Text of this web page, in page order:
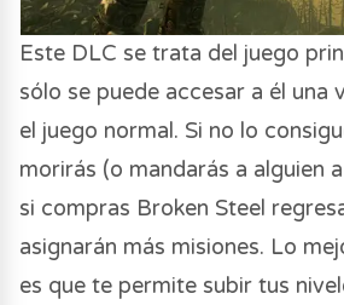
Este DLC se trata del juego
sólo se puede accesar a él una
el juego normal. Si no lo
morirás (o mandarás a alguien
si compras Broken Steel
asignarán más misiones. Lo
es que te permite subir tus